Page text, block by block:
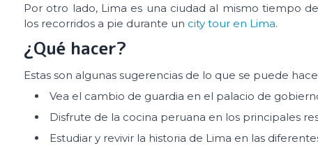
Por otro lado, Lima es una ciudad al mismo tiempo
los recorridos a pie durante un city tour en Lima.
¿Qué hacer?
Estas son algunas sugerencias de lo que se puede
Vea el cambio de guardia en el palacio de
Disfrute de la cocina peruana en los principales
Estudiar y revivir la historia de Lima en las